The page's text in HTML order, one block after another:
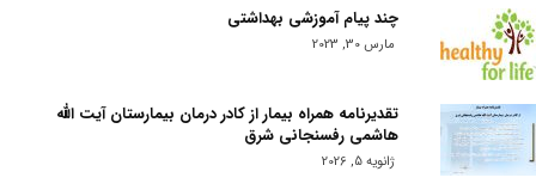
چند پیام آموزشی بهداشتی
مارس 30, 2023
تقدیرنامه همراه بیمار از کادر درمان بیمارستان آیت الله
هاشمی رفسنجانی شرق
ژانویه 5, 2026